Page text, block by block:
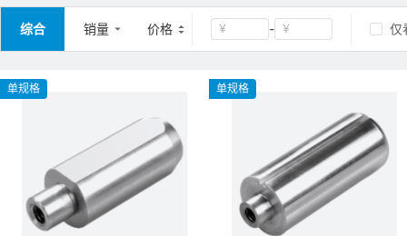
综合 销量 价格 ￥ - ￥ 仅
单规格 单规格